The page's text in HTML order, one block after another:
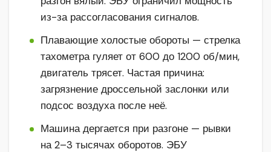
из-за рассогласования сигналов.
Плавающие холостые обороты — стрелка
тахометра гуляет от 600 до 1200 об/мин,
двигатель трясет. Частая причина:
загрязнение дроссельной заслонки или
подсос воздуха после неё.
Машина дергается при разгоне — рывки
на 2–3 тысячах оборотов. ЭБУ